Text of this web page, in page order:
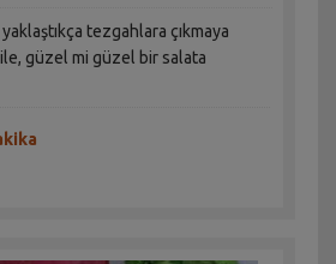
yaklaştıkça tezgahlara çıkmaya
ile, güzel mi güzel bir salata